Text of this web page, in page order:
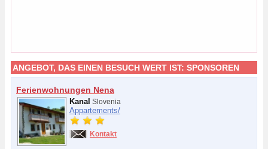
ANGEBOT, DAS EINEN BESUCH WERT IST: SPONSOREN
Ferienwohnungen Nena
Kanal Slovenia
Appartements/
Kontakt